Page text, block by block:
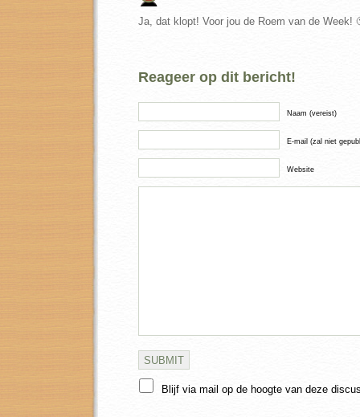
Ja, dat klopt! Voor jou de Roem van de Week!
Reageer op dit bericht!
Naam (vereist)
E-mail (zal niet
Website
Blijf via mail op de hoogte van deze